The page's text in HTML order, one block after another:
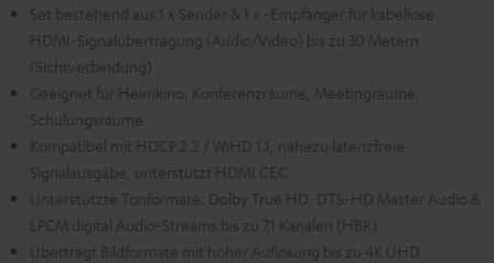
Set bestehend aus 1 x Sender & 1 x -Empfänger für kabellose
HDMI-Signalübertragung (Audio/Video) bis zu 30 Metern
(Sichtverbindung)
Geeignet für Heimkino, Konferenzräume, Meetingräume,
Schulungsräume
Kompatibel mit HDCP 2.2 / WiHD 1.1, nahezu latenzfreie
Signalausgabe, unterstützt HDMI CEC
Unterstützte Tonformate: Dolby True HD, DTS-HD Master Audio &
LPCM digital Audio-Streams bis zu 7.1 Kanälen (HBR)
Überträgt Bildformate mit hoher Auflösung bis zu 4K UHD